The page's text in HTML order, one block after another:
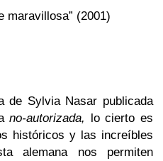
maravillosa” (2001)
de Sylvia Nasar publicada
no-autorizada, lo cierto es
históricos y las increíbles
alemana nos permiten